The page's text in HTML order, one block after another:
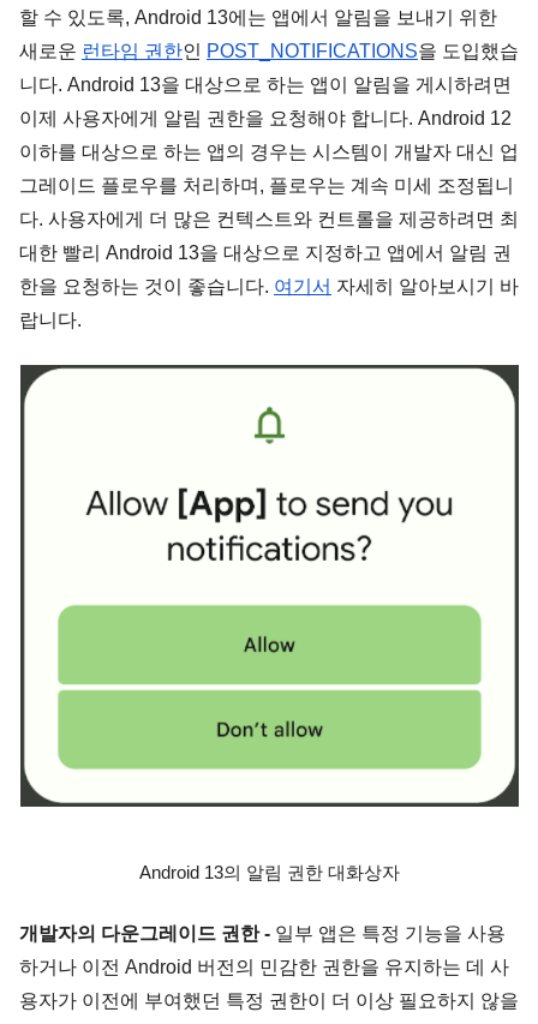
할 수 있도록, Android 13에는 앱에서 알림을 보내기 위한
새로운 런타임 권한인 POST_NOTIFICATIONS을 도입했습
니다. Android 13을 대상으로 하는 앱이 알림을 게시하려면
이제 사용자에게 알림 권한을 요청해야 합니다. Android 12
이하를 대상으로 하는 앱의 경우는 시스템이 개발자 대신 업
그레이드 플로우를 처리하며, 플로우는 계속 미세 조정됩니
다. 사용자에게 더 많은 컨텍스트와 컨트롤을 제공하려면 최
대한 빨리 Android 13을 대상으로 지정하고 앱에서 알림 권
한을 요청하는 것이 좋습니다. 여기서 자세히 알아보시기 바
랍니다.
Android 13의 알림 권한 대화상자
개발자의 다운그레이드 권한 - 일부 앱은 특정 기능을 사용
하거나 이전 Android 버전의 민감한 권한을 유지하는 데 사
용자가 이전에 부여했던 특정 권한이 더 이상 필요하지 않을